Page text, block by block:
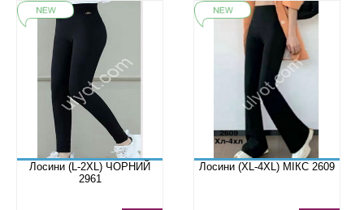
Лосини (L-2XL) ЧОРНИЙ
2961
Лосини (XL-4XL) МІКС 2609